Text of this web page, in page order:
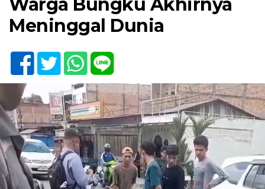
Warga Bungku Akhirnya
Meninggal Dunia